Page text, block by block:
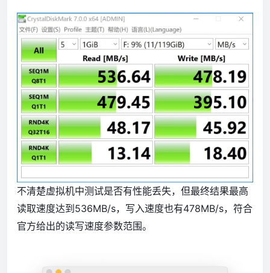
不清楚虚拟机中测试是否有性能丢失，但最终结果最高
读取速度达到536MB/s，写入速度也有478MB/s，符合
官方给出的读写速度参数范围。